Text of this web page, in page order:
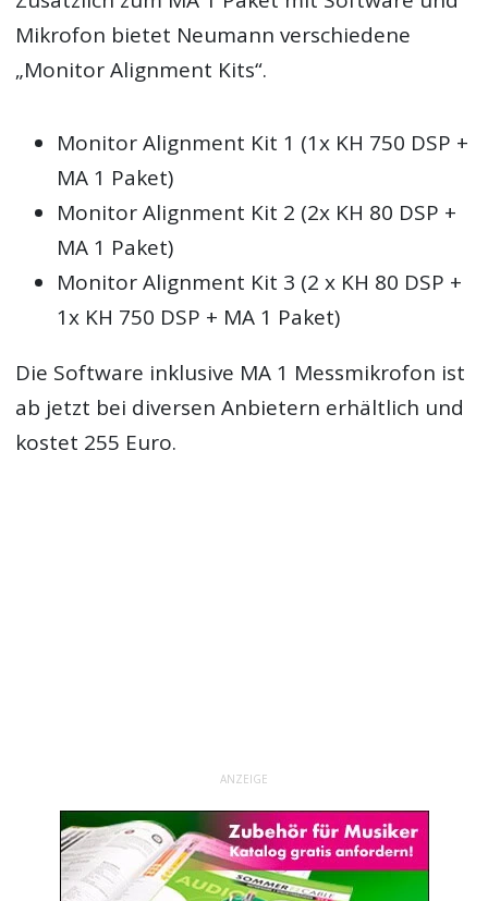
Mikrofon bietet Neumann verschiedene
„Monitor Alignment Kits“.
Monitor Alignment Kit 1 (1x KH 750 DSP +
MA 1 Paket)
Monitor Alignment Kit 2 (2x KH 80 DSP +
MA 1 Paket)
Monitor Alignment Kit 3 (2 x KH 80 DSP +
1x KH 750 DSP + MA 1 Paket)
Die Software inklusive MA 1 Messmikrofon ist
ab jetzt bei diversen Anbietern erhältlich und
kostet 255 Euro.
ANZEIGE